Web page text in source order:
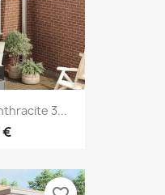
3...
€